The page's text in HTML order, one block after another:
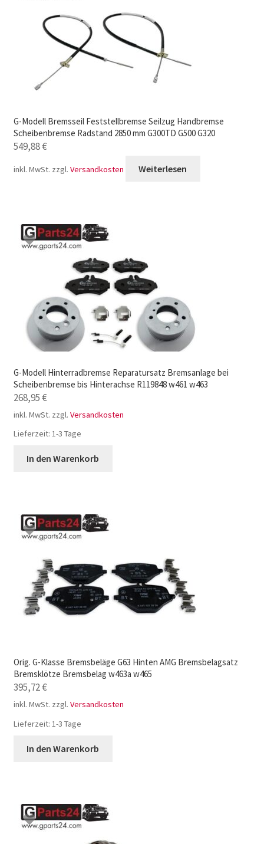
G-Modell Bremsseil Feststellbremse Seilzug Handbremse
Scheibenbremse Radstand 2850 mm G300TD G500 G320
549,88€
inkl. MwSt. zzgl. Versandkosten Weiterlesen
G-Modell Hinterradbremse Reparatursatz Bremsanlage bei
Scheibenbremse bis Hinterachse R119848 w461 w463
268,95€
inkl. MwSt. zzgl. Versandkosten
Lieferzeit: 1-3 Tage
In den Warenkorb
Orig. G-Klasse Bremsbeläge G63 Hinten AMG Bremsbelagsatz
Bremsklötze Bremsbelag w463a w465
395,72€
inkl. MwSt. zzgl. Versandkosten
Lieferzeit: 1-3 Tage
In den Warenkorb